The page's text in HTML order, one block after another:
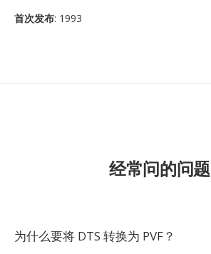
首次发布: 1993
经常问的问题
为什么要将 DTS 转换为 PVF？